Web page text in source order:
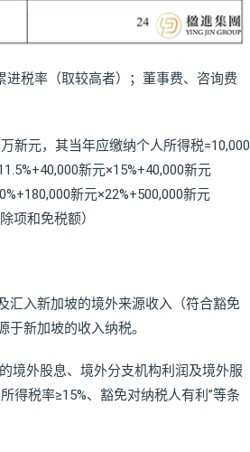
税率（取较高者）；董事费、咨询费
新元，其当年应缴纳个人所得税=10,000
新元×15%+40,000新元
新元×22%+500,000新元
项和免税额）
汇入新加坡的境外来源收入（符合豁免
新加坡的收入纳税。
境外股息、境外分支机构利润及境外服
得税率≥15%、豁免对纳税人有利”等条